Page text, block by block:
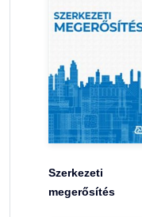
Szerkezeti
megerősítés